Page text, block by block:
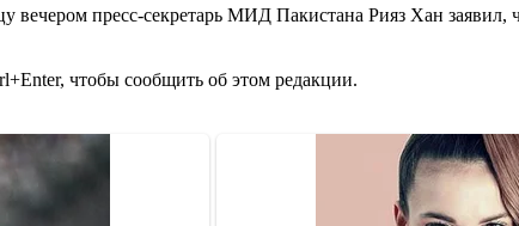
пресс-секретарь МИД Пакистана Рияз Хан заявил,
чтобы сообщить об этом редакции.